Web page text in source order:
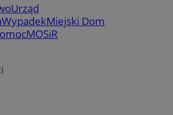
Urząd
WypadekMiejski Dom
MOSiR